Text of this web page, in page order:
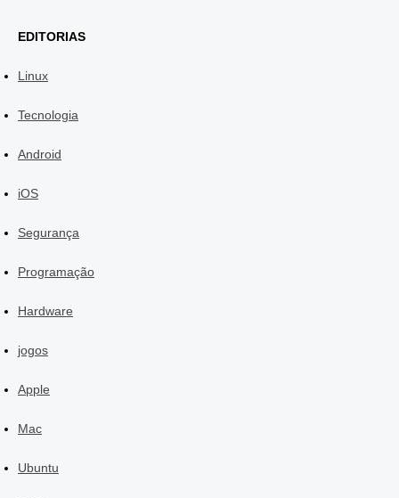
EDITORIAS
Linux
Tecnologia
Android
iOS
Segurança
Programação
Hardware
jogos
Apple
Mac
Ubuntu